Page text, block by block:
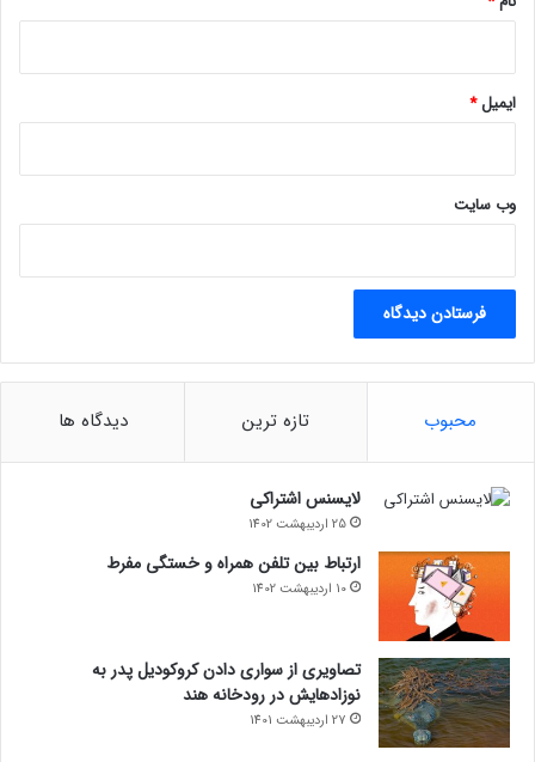
ایمیل*
وب‌ سایت
محبوب تازه ترین دیدگاه ها
لایسنس اشتراکی
25 اردیبهشت 1402
ارتباط بین تلفن همراه و خستگی مفرط
10 اردیبهشت 1402
تصاویری از سواری دادن کروکودیل پدر به
نوزادهایش در رودخانه هند
27 اردیبهشت 1401